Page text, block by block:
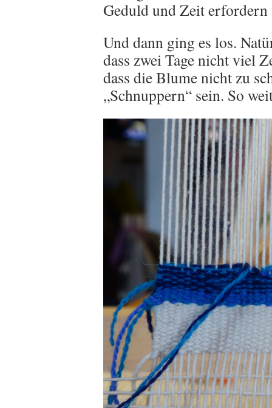
Geduld und Zeit erfordern
Und dann ging es los.
dass zwei Tage nicht viel
dass die Blume nicht zu
„Schnuppern“ sein. So